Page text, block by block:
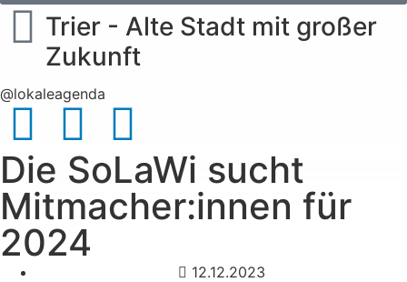
Trier - Alte Stadt mit großer
Zukunft
@lokaleagenda
Die SoLaWi sucht
Mitmacher:innen für
2024
12.12.2023